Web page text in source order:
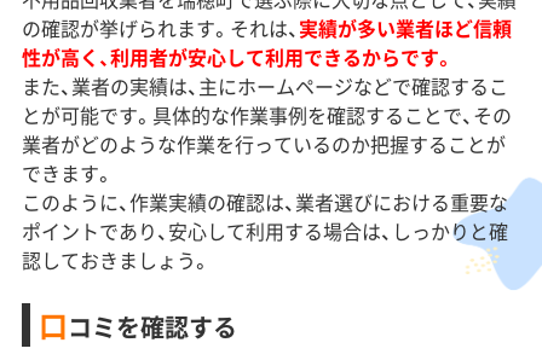
の確認が挙げられます。それは、実績が多い業者ほど信頼
性が高く、利用者が安心して利用できるからです。
また、業者の実績は、主にホームページなどで確認するこ
とが可能です。具体的な作業事例を確認することで、その
業者がどのような作業を行っているのか把握することが
できます。
このように、作業実績の確認は、業者選びにおける重要な
ポイントであり、安心して利用する場合は、しっかりと確
認しておきましょう。
口コミを確認する